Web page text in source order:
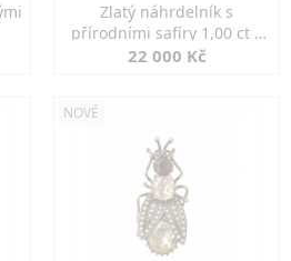
Zlatý náhrdelník s
přírodními safíry 1,00 ct a
diamanty
22 000 Kč
NOVÉ